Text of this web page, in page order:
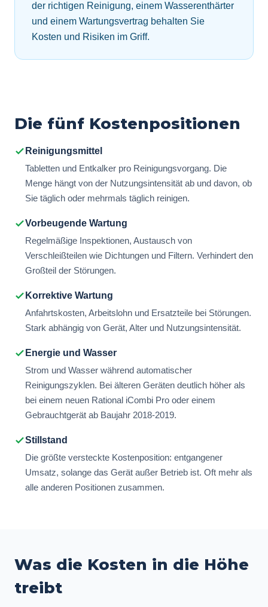
der richtigen Reinigung, einem Wasserenthärter
und einem Wartungsvertrag behalten Sie
Kosten und Risiken im Griff.
Die fünf Kostenpositionen
Reinigungsmittel
Tabletten und Entkalker pro Reinigungsvorgang. Die
Menge hängt von der Nutzungsintensität ab und davon, ob
Sie täglich oder mehrmals täglich reinigen.
Vorbeugende Wartung
Regelmäßige Inspektionen, Austausch von
Verschleißteilen wie Dichtungen und Filtern. Verhindert den
Großteil der Störungen.
Korrektive Wartung
Anfahrtskosten, Arbeitslohn und Ersatzteile bei Störungen.
Stark abhängig von Gerät, Alter und Nutzungsintensität.
Energie und Wasser
Strom und Wasser während automatischer
Reinigungszyklen. Bei älteren Geräten deutlich höher als
bei einem neuen Rational iCombi Pro oder einem
Gebrauchtgerät ab Baujahr 2018-2019.
Stillstand
Die größte versteckte Kostenposition: entgangener
Umsatz, solange das Gerät außer Betrieb ist. Oft mehr als
alle anderen Positionen zusammen.
Was die Kosten in die Höhe
treibt